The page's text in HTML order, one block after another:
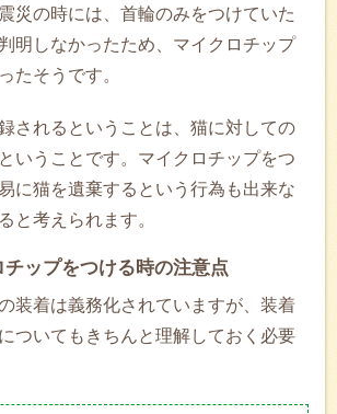
災の時には、首輪のみをつけていた
明しなかったため、マイクロチップ
たそうです。
されるということは、猫に対しての
いうことです。マイクロチップをつ
に猫を遺棄するという行為も出来な
と考えられます。
ップをつける時の注意点
装着は義務化されていますが、装着
ついてもきちんと理解しておく必要